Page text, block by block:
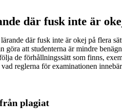
där fusk inte är
där fusk inte är okej på flera
göra att studenterna är mindre
de förhållningssätt som finns,
reglerna för examinationen
plagiat